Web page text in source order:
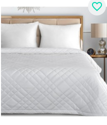
favorite_border